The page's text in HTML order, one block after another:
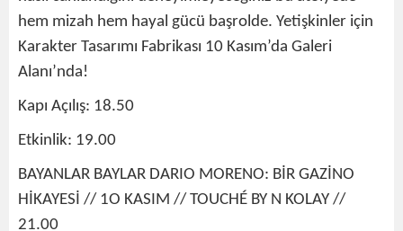
hem mizah hem hayal gücü başrolde. Yetişkinler için
Karakter Tasarımı Fabrikası 10 Kasım’da Galeri
Alanı’nda!
Kapı Açılış: 18.50
Etkinlik: 19.00
BAYANLAR BAYLAR DARIO MORENO: BİR GAZİNO
HİKAYESİ // 1O KASIM // TOUCHÉ BY N KOLAY //
21.00